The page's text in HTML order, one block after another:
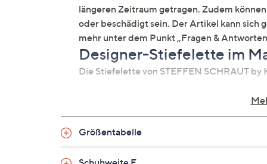
längeren Zeitraum getragen. Zudem
oder beschädigt sein. Der Artikel kann sich
mehr unter dem Punkt „Fragen &
Designer-Stiefelette im
Die Stiefelette von STEFFEN SCHRAUT
Auf einen Blick
Materialmix
Größentabelle